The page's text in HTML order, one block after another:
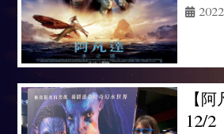
【
12/2